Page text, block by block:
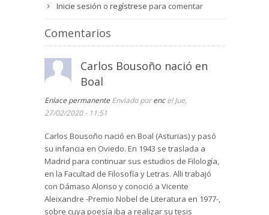
Inicie sesión o regístrese para comentar
Comentarios
Carlos Bousoño nació en
Boal
Enlace permanente Enviado porencel Jue,
27/02/2020 - 11:51
Carlos Bousoño nació en Boal (Asturias) y pasó
su infancia en Oviedo. En 1943 se traslada a
Madrid para continuar sus estudios de Filología,
en la Facultad de Filosofía y Letras. Alli trabajó
con Dámaso Alonso y conoció a Vicente
Aleixandre -Premio Nobel de Literatura en 1977-,
sobre cuya poesía iba a realizar su tesis